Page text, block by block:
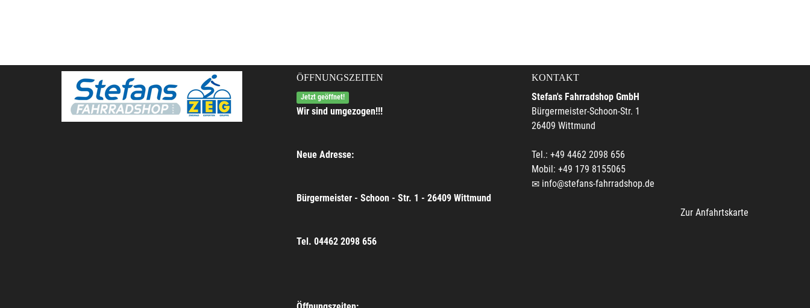
ÖFFNUNGSZEITEN
Jetzt geöffnet!
Wir sind umgezogen!!!
Neue Adresse:
Bürgermeister - Schoon - Str. 1 - 26409 Wittmund
Tel. 04462 2098 656
KONTAKT
Stefan's Fahrradshop GmbH
Bürgermeister-Schoon-Str. 1
26409 Wittmund
Tel.: +49 4462 2098 656
Mobil: +49 179 8155065
info@stefans-fahrradshop.de
Zur Anfahrtskarte